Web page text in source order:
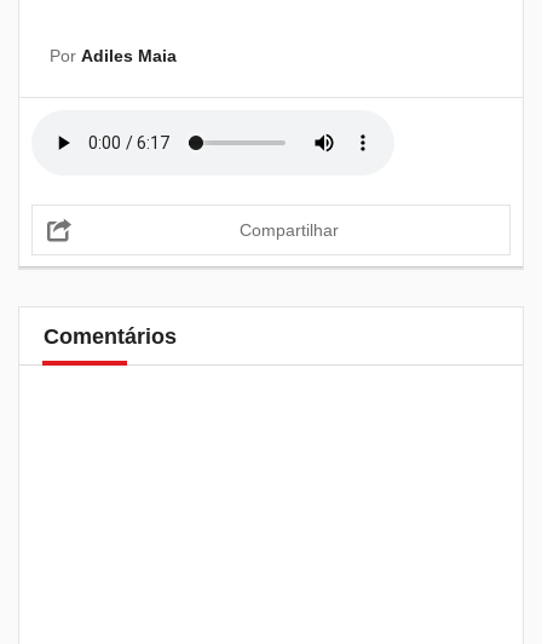
Por Adiles Maia
Compartilhar
Comentários